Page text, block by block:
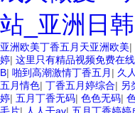
站_亚洲日
亚洲欧美丁香五月天亚洲欧美|
婷| 这里只有精品视频免费在
B| 啪到高潮激情丁香五月 | 久
五月情色| 丁香五月婷综合| 另
婷| 五月丁香无码| 色色无码|